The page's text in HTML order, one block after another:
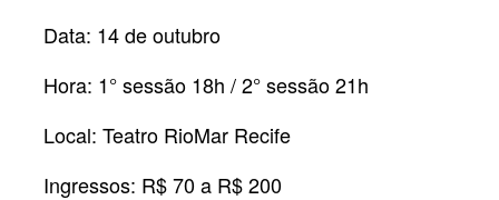
Data: 14 de outubro
Hora: 1° sessão 18h / 2° sessão 21h
Local: Teatro RioMar Recife
Ingressos: R$ 70 a R$ 200